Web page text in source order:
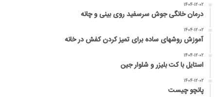
۱۴۰۴-۱۲-۰۲
درمان خانگی جوش سرسفید روی بینی و چانه
۱۴۰۴-۱۲-۰۲
آموزش روشهای ساده برای تمیز کردن کفش در خانه
۱۴۰۴-۱۲-۰۲
استایل با کت بلیزر و شلوار جین
۱۴۰۴-۱۲-۰۲
پانچو چیست